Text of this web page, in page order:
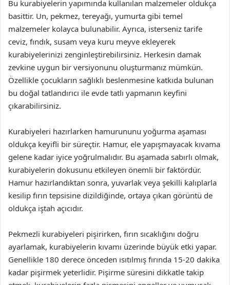
Bu kurabiyelerin yapımında kullanılan malzemeler oldukça
basittir. Un, pekmez, tereyağı, yumurta gibi temel
malzemeler kolayca bulunabilir. Ayrıca, isterseniz tarife
ceviz, fındık, susam veya kuru meyve ekleyerek
kurabiyelerinizi zenginleştirebilirsiniz. Herkesin damak
zevkine uygun bir versiyonunu oluşturmanız mümkün.
Özellikle çocukların sağlıklı beslenmesine katkıda bulunan
bu doğal tatlandırıcı ile evde tatlı yapmanın keyfini
çıkarabilirsiniz.
Kurabiyeleri hazırlarken hamurununu yoğurma aşaması
oldukça keyifli bir süreçtir. Hamur, ele yapışmayacak kıvama
gelene kadar iyice yoğrulmalıdır. Bu aşamada sabırlı olmak,
kurabiyelerin dokusunu etkileyen önemli bir faktördür.
Hamur hazırlandıktan sonra, yuvarlak veya şekilli kalıplarla
kesilip fırın tepsisine dizildiğinde, ortaya çıkan görüntü de
oldukça iştah açıcıdır.
Pekmezli kurabiyeleri pişirirken, fırın sıcaklığını doğru
ayarlamak, kurabiyelerin kıvamı üzerinde büyük etki yapar.
Genellikle 180 derece önceden ısıtılmış fırında 15-20 dakika
kadar pişirmek yeterlidir. Pişirme süresini dikkatle takip